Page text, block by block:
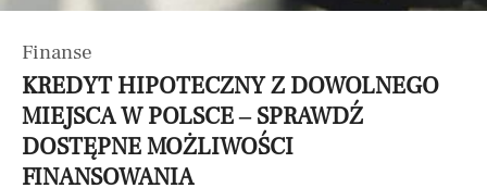
Finanse
KREDYT HIPOTECZNY Z DOWOLNEGO
MIEJSCA W POLSCE – SPRAWDŹ
DOSTĘPNE MOŻLIWOŚCI
FINANSOWANIA